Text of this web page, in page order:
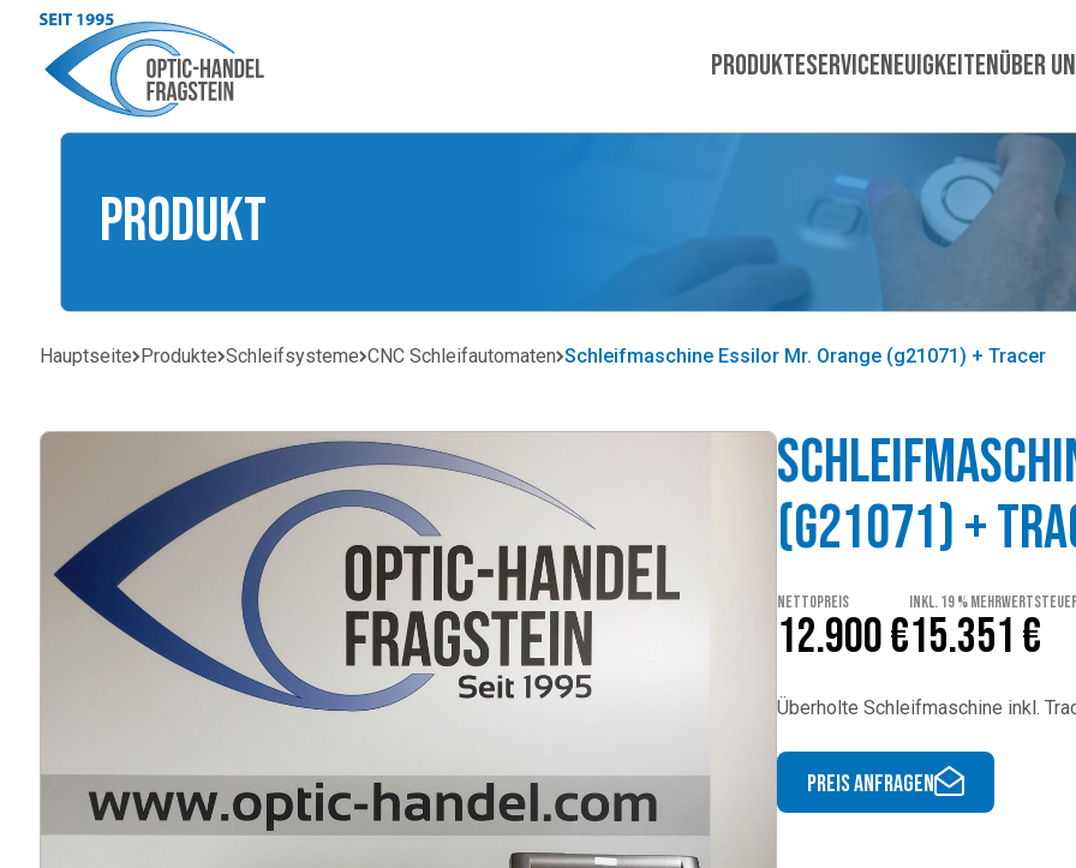
ProdukteServiceNeuigkeitenÜber
Produkt
Hauptseite Produkte Schleifsysteme CNC Schleifautomaten Schleifmaschine Essilor Mr. Orange (g21071) + Tracer
(g21071) +
Nettopreis
12.900 €
inkl. 19 %
15.351 €
Überholte Schleifmaschine inkl.
Preis anfragen